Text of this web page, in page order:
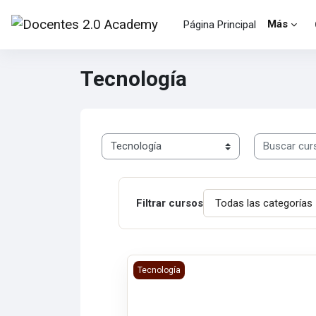
Página Principal
Más
Tecnología
Categorías
Buscar cursos
Filtrar cursos
EXPERTO EN MODALIDAD LEARNING
Tecnología